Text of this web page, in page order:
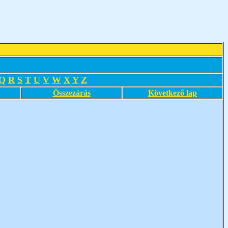
R S T U V W X Y Z
Összezárás Következő lap